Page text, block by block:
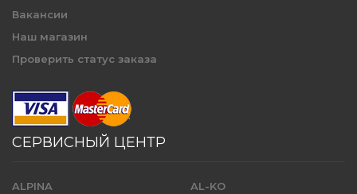
Вакансии
Наш магазин
Проверить статус заказа
СЕРВИСНЫЙ ЦЕНТР
ALPINA
AL-KO